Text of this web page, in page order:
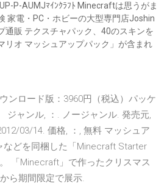
P-AUMJﾏｲﾝｸﾗﾌﾄ Minecraftは思うがま
家電・PC・ホビーの大型専門店Joshin
通販 テクスチャパック、40のスキンを
リオ マッシュアップパック」が含まれ
ンロード版：3960円（税込）パッケ
ジャンル, ：. ノージャンル. 発売元,
03/14. 価格, ：, 無料 マッシュア
などを同梱した「Minecraft Starter
「Minecraft」で作ったクリスマス
ら期間限定で展示.